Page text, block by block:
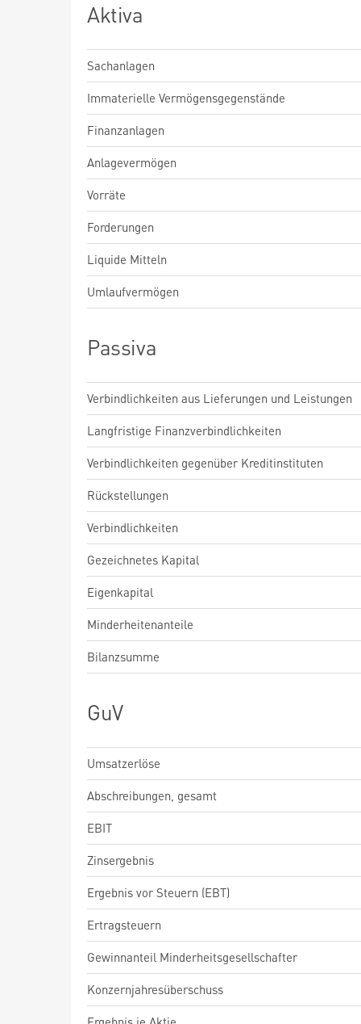
Aktiva
Sachanlagen
Immaterielle Vermögensgegenstände
Finanzanlagen
Anlagevermögen
Vorräte
Forderungen
Liquide Mitteln
Umlaufvermögen
Passiva
Verbindlichkeiten aus Lieferungen und Leistungen
Langfristige Finanzverbindlichkeiten
Verbindlichkeiten gegenüber Kreditinstituten
Rückstellungen
Verbindlichkeiten
Gezeichnetes Kapital
Eigenkapital
Minderheitenanteile
Bilanzsumme
GuV
Umsatzerlöse
Abschreibungen, gesamt
EBIT
Zinsergebnis
Ergebnis vor Steuern (EBT)
Ertragsteuern
Gewinnanteil Minderheitsgesellschafter
Konzernjahresüberschuss